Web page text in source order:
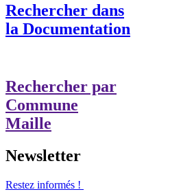
Rechercher dans
la Documentation
Rechercher par
Commune
Maille
Newsletter
Restez informés !